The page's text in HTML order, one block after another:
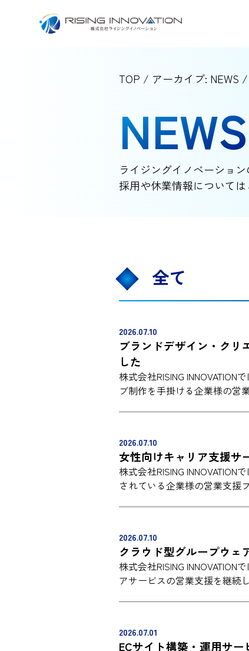
TOP / アーカイブ: NEWS /
NEWS
ライジングイノベーショ
採用や休業情報については
全て
2026.07.10
ブランドデザイン・クリ
した
株式会社RISING
ブ制作を手掛ける企業様の営
2026.07.10
女性向けキャリア支援サ
株式会社RISING
されている企業様の営業支援
2026.07.10
クラウド型グループウェ
株式会社RISING
アサービスの営業支援を継続
2026.07.01
ECサイト構築・運用サ